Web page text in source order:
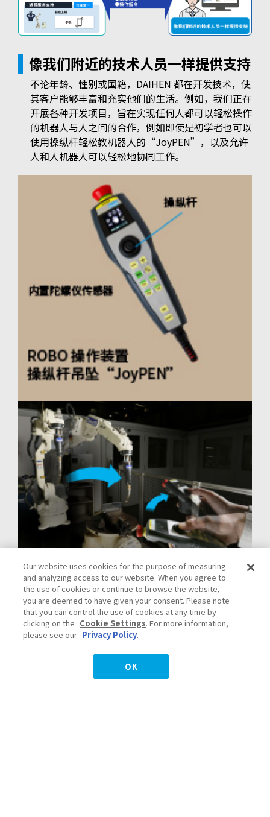
像我们附近的技术人员一样提供支持
不论年龄、性别或国籍，DAIHEN 都在开发技术，使
其客户能够丰富和充实他们的生活。例如，我们正在
开展各种开发项目，旨在实现任何人都可以轻松操作
的机器人与人之间的合作，例如即使是初学者也可以
使用操纵杆轻松教机器人的“JoyPEN”，以及允许
人和人机器人可以轻松地协同工作。
Our website uses cookies for the purpose of measuring
and analyzing access to our website. When you agree to
the use of cookies or continue to browse the website,
you are deemed to have given your consent. Please note
that you can control the use of cookies at any time by
clicking on the Cookie Settings. For more information,
please see our Privacy Policy.
OK